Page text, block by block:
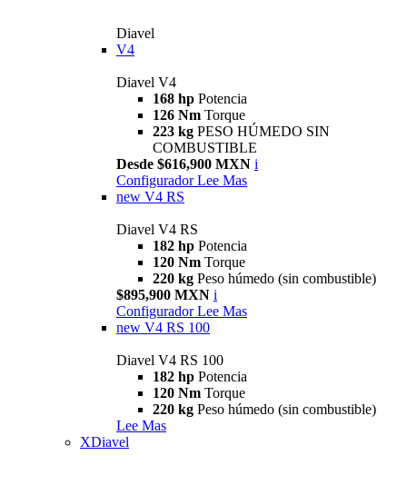
Diavel
V4
Diavel V4
168 hp Potencia
126 Nm Torque
223 kg PESO HÚMEDO SIN
COMBUSTIBLE
Desde $616,900 MXN i
Configurador Lee Mas
new V4 RS
Diavel V4 RS
182 hp Potencia
120 Nm Torque
220 kg Peso húmedo (sin combustible)
$895,900 MXN i
Configurador Lee Mas
new V4 RS 100
Diavel V4 RS 100
182 hp Potencia
120 Nm Torque
220 kg Peso húmedo (sin combustible)
Lee Mas
XDiavel